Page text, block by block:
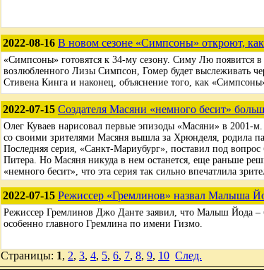
2022-08-16 В новом сезоне «Симпсоны» откроют,
«Симпсоны» готовятся к 34-му сезону. Симу Лю появится в
возлюбленного Лизы Симпсон, Гомер будет выслеживать
Стивена Кинга и наконец, объяснение того, как
2022-07-15 Создателя Масяни «немного бесит»
Олег Куваев нарисовал первые эпизоды «Масяни» в 2001-м.
со своими зрителями Масяня вышла за Хрюнделя, родила
Последняя серия, «Санкт-Мариубург», поставил под вопрос
Питера. Но Масяня никуда в нем останется, еще раньше
«немного бесит», что эта серия так сильно впечатлила
2022-07-15 Режиссер «Гремлинов» назвал Малыша
Режиссер Гремлинов Джо Данте заявил, что Малыш Йода –
особенно главного Гремлина по имени Гизмо.
Страницы: 1, 2, 3, 4, 5, 6, 7, 8, 9, 10 След.